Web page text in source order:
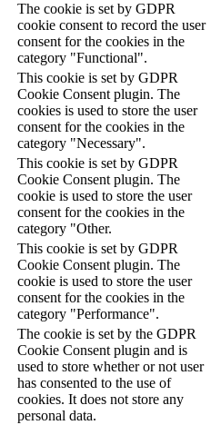
The cookie is set by GDPR
cookie consent to record the user
consent for the cookies in the
category "Functional".
This cookie is set by GDPR
Cookie Consent plugin. The
cookies is used to store the user
consent for the cookies in the
category "Necessary".
This cookie is set by GDPR
Cookie Consent plugin. The
cookie is used to store the user
consent for the cookies in the
category "Other.
This cookie is set by GDPR
Cookie Consent plugin. The
cookie is used to store the user
consent for the cookies in the
category "Performance".
The cookie is set by the GDPR
Cookie Consent plugin and is
used to store whether or not user
has consented to the use of
cookies. It does not store any
personal data.